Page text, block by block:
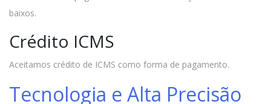
baixos.
Crédito ICMS
Aceitamos crédito de ICMS como forma de pagamento.
Tecnologia e Alta Precisão